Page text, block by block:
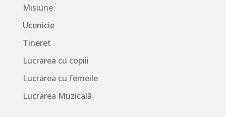
Misiune
Ucenicie
Tineret
Lucrarea cu copiii
Lucrarea cu femeile
Lucrarea Muzicală